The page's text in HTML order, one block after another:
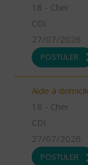
18 - Cher
CDI
27/07/2026
POSTULER
Aide à
18 - Cher
CDI
27/07/2026
POSTULER